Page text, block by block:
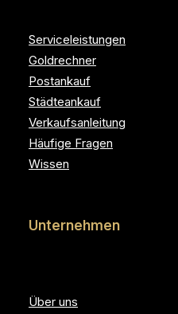
Serviceleistungen
Goldrechner
Postankauf
Städteankauf
Verkaufsanleitung
Häufige Fragen
Wissen
Unternehmen
Über uns